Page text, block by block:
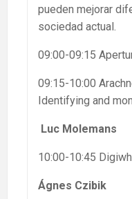
pueden mejorar
sociedad actual.
09:00-09:15
09:15-10:00
Identifying and
Luc Molemans
10:00-10:45
Ágnes Czibik